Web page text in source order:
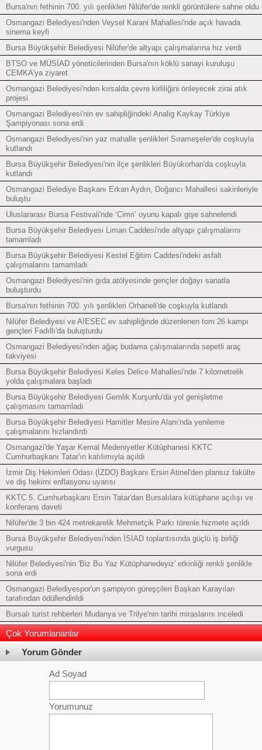
Bursa'nın fethinin 700. yılı şenlikleri Nilüfer'de renkli görüntülere sahne oldu
Osmangazi Belediyesi'nden Veysel Karani Mahallesi'nde açık havada
sinema keyfi
Bursa Büyükşehir Belediyesi Nilüfer'de altyapı çalışmalarına hız verdi
BTSO ve MÜSİAD yöneticilerinden Bursa'nın köklü sanayi kuruluşu
CEMKA'ya ziyaret
Osmangazi Belediyesi'nden kırsalda çevre kirliliğini önleyecek zirai atık
projesi
Osmangazi Belediyesi'nin ev sahipliğindeki Analig Kaykay Türkiye
Şampiyonası sona erdi
Osmangazi Belediyesi'nin yaz mahalle şenlikleri Sırameşeler'de coşkuyla
kutlandı
Bursa Büyükşehir Belediyesi'nin ilçe şenlikleri Büyükorhan'da coşkuyla
kutlandı
Osmangazi Belediye Başkanı Erkan Aydın, Doğancı Mahallesi sakinleriyle
buluştu
Uluslararası Bursa Festivali'nde ‘Cimri’ oyunu kapalı gişe sahnelendi
Bursa Büyükşehir Belediyesi Liman Caddesi'nde altyapı çalışmalarını
tamamladı
Bursa Büyükşehir Belediyesi Kestel Eğitim Caddesi'ndeki asfalt
çalışmalarını tamamladı
Osmangazi Belediyesi'nin gıda atölyesinde gençler doğayı sanatla
buluşturdu
Bursa'nın fethinin 700. yılı şenlikleri Orhaneli'de coşkuyla kutlandı
Nilüfer Belediyesi ve AIESEC ev sahipliğinde düzenlenen tom 26 kampı
gençleri Fadıllı'da buluşturdu
Osmangazi Belediyesi'nden ağaç budama çalışmalarında sepetli araç
takviyesi
Bursa Büyükşehir Belediyesi Keles Delice Mahallesi'nde 7 kilometrelik
yolda çalışmalara başladı
Bursa Büyükşehir Belediyesi Gemlik Kurşunlu'da yol genişletme
çalışmasını tamamladı
Bursa Büyükşehir Belediyesi Hamitler Mesire Alanı'nda yenileme
çalışmalarını hızlandırdı
Osmangazi'de Yaşar Kemal Medeniyetler Kütüphanesi KKTC
Cumhurbaşkanı Tatar'ın katılımıyla açıldı
İzmir Diş Hekimleri Odası (İZDO) Başkanı Ersin Atinel'den plansız fakülte
ve diş hekimi enflasyonu uyarısı
KKTC 5. Cumhurbaşkanı Ersin Tatar'dan Bursalılara kütüphane açılışı ve
konferans daveti
Nilüfer'de 3 bin 424 metrekarelik Mehmetçik Parkı törenle hizmete açıldı
Bursa Büyükşehir Belediyesi'nden İSİAD toplantısında güçlü iş birliği
vurgusu
Nilüfer Belediyesi'nin 'Biz Bu Yaz Kütüphanedeyiz' etkinliği renkli şenlikle
sona erdi
Osmangazi Belediyespor'un şampiyon güreşçileri Başkan Karayılan
tarafından ödüllendirildi
Bursalı turist rehberleri Mudanya ve Trilye'nin tarihi miraslarını inceledi
Çok Yorumlananlar
Yorum Gönder
Ad Soyad
Yorumunuz